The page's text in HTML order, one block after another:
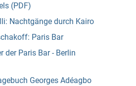
(PDF)
Nachtgänge durch Kairo
Paris Bar
der Paris Bar - Berlin
Georges Adéagbo